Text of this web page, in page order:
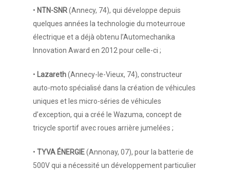
• NTN-SNR(Annecy, 74), qui développe depuis
quelques années la technologie du moteurroue
électrique et a déjà obtenu l’Automechanika
Innovation Award en 2012 pour celle-ci ;
• Lazareth(Annecy-le-Vieux, 74), constructeur
auto-moto spécialisé dans la création de véhicules
uniques et les micro-séries de véhicules
d’exception, qui a créé le Wazuma, concept de
tricycle sportif avec roues arrière jumelées ;
• TYVA ÉNERGIE(Annonay, 07), pour la batterie de
500V qui a nécessité un développement particulier
Vos besoins
Nous connaître
Nos références
Actualités
Salle de presse
Contact